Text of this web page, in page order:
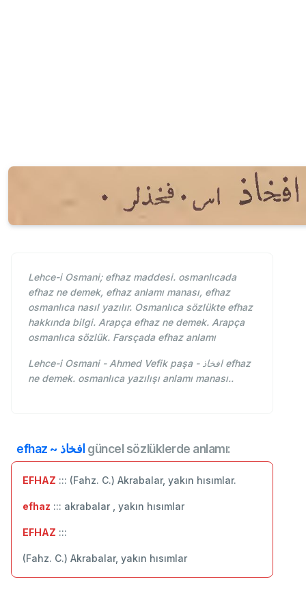
Lehce-i Osmani; efhaz maddesi. osmanlıcada
efhaz ne demek, efhaz anlamı manası, efhaz
osmanlıca nasıl yazılır. Osmanlıca sözlükte efhaz
hakkında bilgi. Arapça efhaz ne demek. Arapça
osmanlıca sözlük. Farsçada efhaz anlamı
Lehce-i Osmani - Ahmed Vefik paşa - افخاذ efhaz
ne demek. osmanlıca yazılışı anlamı manası..
efhaz ~ افخاذ güncel sözlüklerde anlamı:
EFHAZ ::: (Fahz. C.) Akrabalar, yakın hısımlar.
efhaz ::: akrabalar , yakın hısımlar
EFHAZ :::
(Fahz. C.) Akrabalar, yakın hısımlar